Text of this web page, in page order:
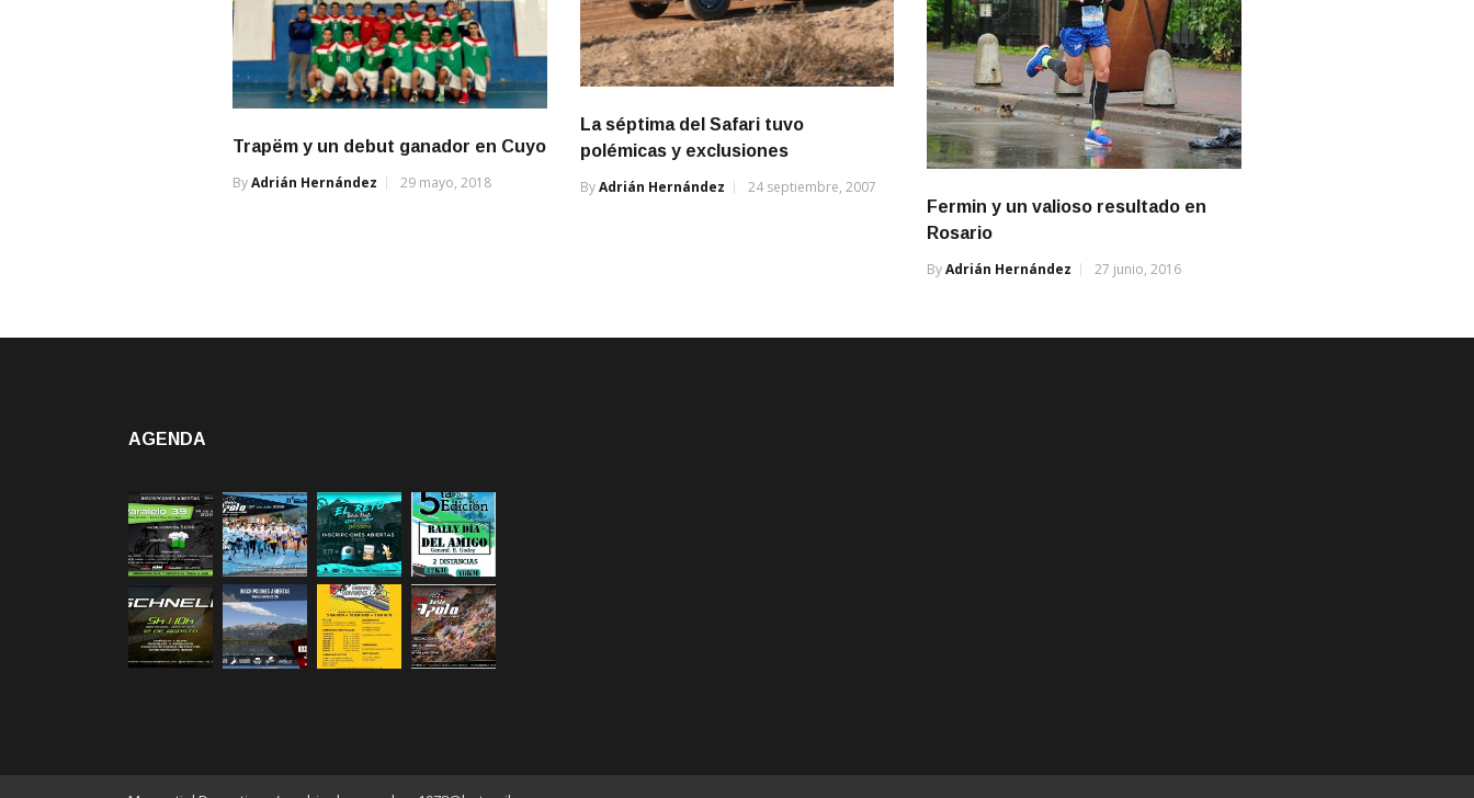
Trapëm y un debut ganador en Cuyo
ByAdrián Hernández 29 mayo, 2018
La séptima del Safari tuvo
polémicas y exclusiones
ByAdrián Hernández
24 septiembre, 2007
Fermin y un valioso resultado en
Rosario
ByAdrián Hernández 27 junio, 2016
AGENDA